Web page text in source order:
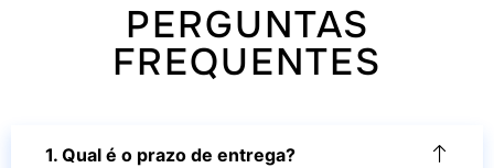
PERGUNTAS
FREQUENTES
1. Qual é o prazo de entrega?